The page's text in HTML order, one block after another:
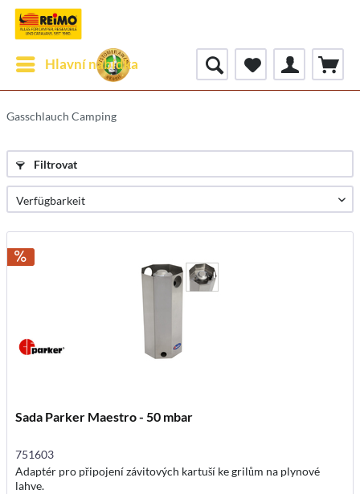
Hlavní nabídka
Gasschlauch Camping
Filtrovat
Sada Parker Maestro - 50 mbar
751603
Adaptér pro připojení závitových kartuší ke grilům na plynové
lahve.